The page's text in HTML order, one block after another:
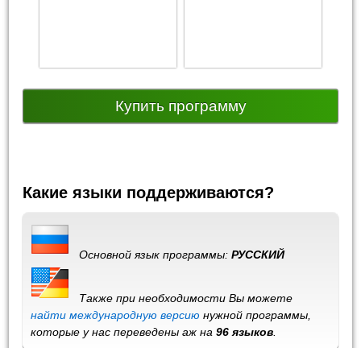
Купить программу
Какие языки поддерживаются?
Основной язык программы:РУССКИЙ
Также при необходимости Вы можете
найти международную версию нужной программы,
которые у нас переведены аж на96 языков